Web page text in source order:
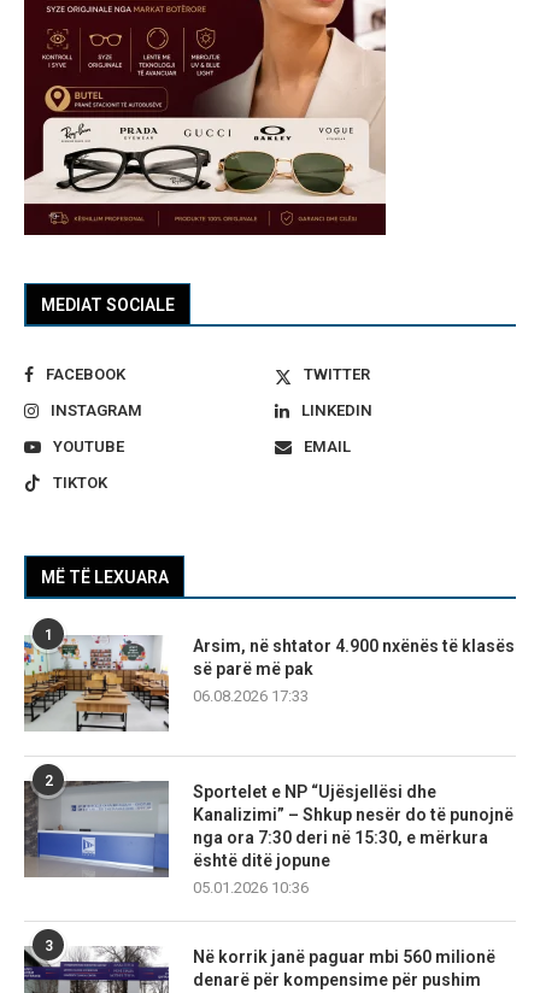
MEDIAT SOCIALE
FACEBOOK
TWITTER
INSTAGRAM
LINKEDIN
YOUTUBE
EMAIL
TIKTOK
MË TË LEXUARA
1
Arsim, në shtator 4.900 nxënës të klasës
së parë më pak
06.08.2026 17:33
2
Sportelet e NP “Ujësjellësi dhe
Kanalizimi” – Shkup nesër do të punojnë
nga ora 7:30 deri në 15:30, e mërkura
është ditë jopune
05.01.2026 10:36
3
Në korrik janë paguar mbi 560 milionë
denarë për kompensime për pushim